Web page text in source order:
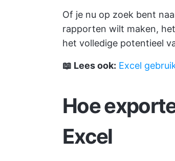
Of je nu op zoek bent
rapporten wilt maken,
het volledige potentieel
📖 Lees ook: Excel
Hoe
Excel